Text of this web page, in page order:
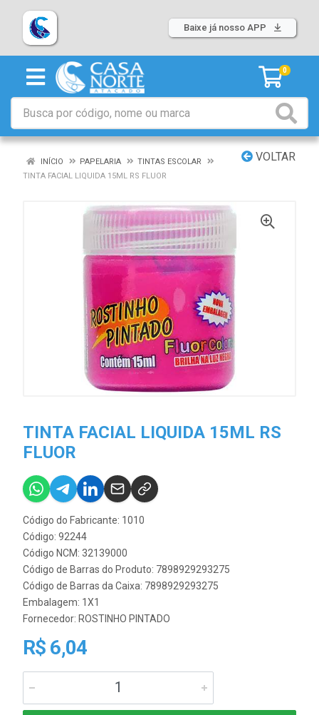
Baixe já nosso APP
0
VOLTAR
INÍCIO PAPELARIA
TINTAS ESCOLAR
TINTA FACIAL LIQUIDA 15ML RS FLUOR
TINTA FACIAL LIQUIDA 15ML RS
FLUOR
Código do Fabricante: 1010
Código: 92244
Código NCM: 32139000
Código de Barras do Produto: 7898929293275
Código de Barras da Caixa: 7898929293275
Embalagem: 1X1
Fornecedor: ROSTINHO PINTADO
R$ 6,04